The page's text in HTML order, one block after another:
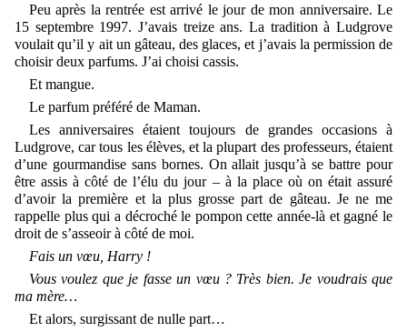
Peu après la rentrée est arrivé le jour de mon anniversaire. Le
15 septembre 1997. J’avais treize ans. La tradition à Ludgrove
voulait qu’il y ait un gâteau, des glaces, et j’avais la permission de
choisir deux parfums. J’ai choisi cassis.
Et mangue.
Le parfum préféré de Maman.
Les anniversaires étaient toujours de grandes occasions à
Ludgrove, car tous les élèves, et la plupart des professeurs, étaient
d’une gourmandise sans bornes. On allait jusqu’à se battre pour
être assis à côté de l’élu du jour – à la place où on était assuré
d’avoir la première et la plus grosse part de gâteau. Je ne me
rappelle plus qui a décroché le pompon cette année-là et gagné le
droit de s’asseoir à côté de moi.
Fais un vœu, Harry !
Vous voulez que je fasse un vœu ? Très bien. Je voudrais que
ma mère…
Et alors, surgissant de nulle part…